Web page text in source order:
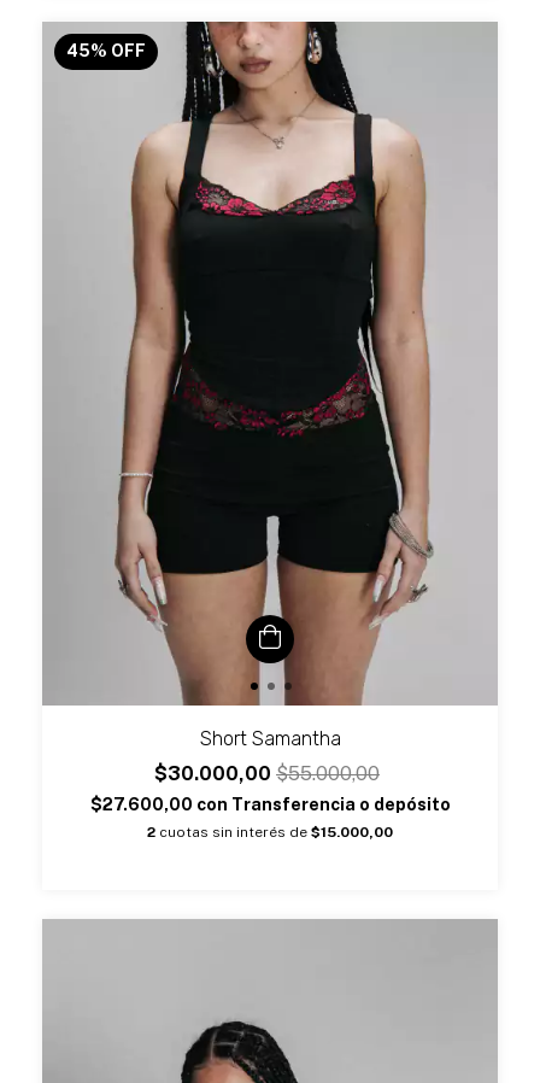
45% OFF
Short Samantha
$30.000,00 $55.000,00
$27.600,00 con Transferencia o depósito
2 cuotas sin interés de $15.000,00